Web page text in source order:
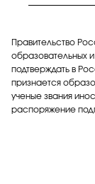
Правительство
образовательных
подтверждать в
признается
ученые звания
распоряжение